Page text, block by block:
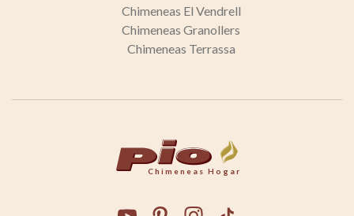
Chimeneas El Vendrell
Chimeneas Granollers
Chimeneas Terrassa
Chimeneas Hogar